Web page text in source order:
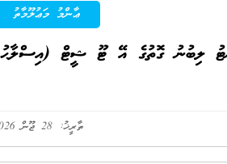
ޢާންމު މަޢުލޫމާތު
ލިބުނު ގޮތުގެ އޭ ޓޫ ޝީޓް (އިސްލާޙު
ތާރީޚު: 28 ޖޫން 2026